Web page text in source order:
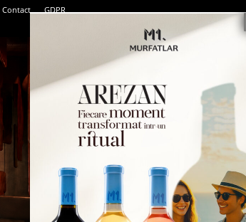
Contact GDPR